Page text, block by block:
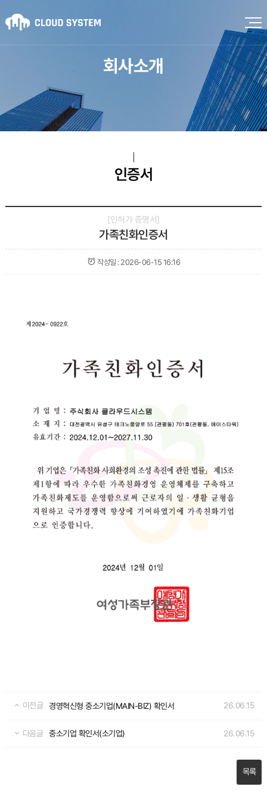
회사소개
인증서
인허가 증명서
가족친화인증서
작성일 : 2026-06-15 16:16
이전글 경영혁신형 중소기업(MAIN-BIZ) 확인서 26.06.15
다음글 중소기업 확인서(소기업) 26.06.15
목록